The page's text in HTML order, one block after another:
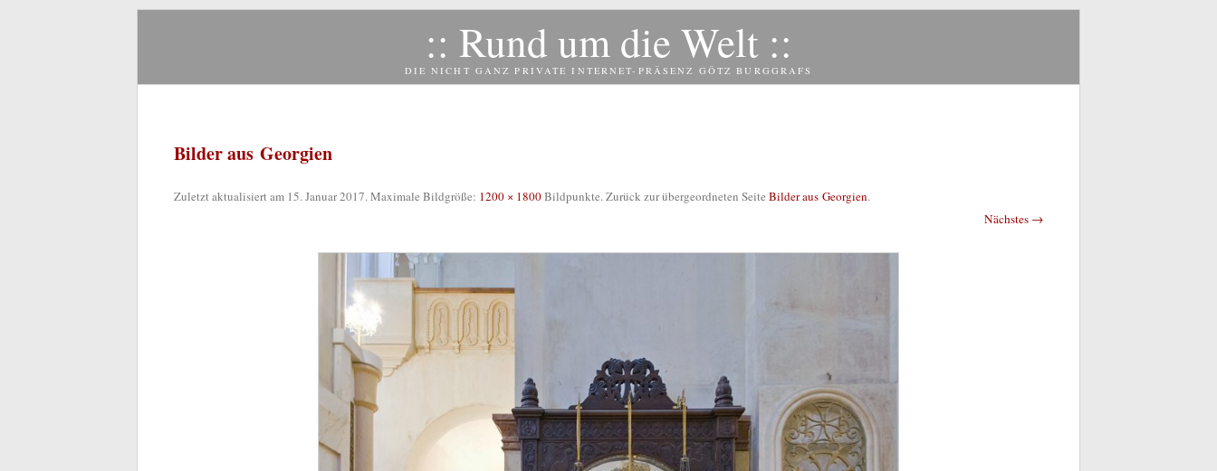
Zum :: Rund um die Welt ::
DIE NICHT GANZ PRIVATE INTERNET-PRÄSENZ GÖTZ BURGGRAFS
Bilder aus Georgien
Zuletzt aktualisiert am 15. Januar 2017. Maximale Bildgröße: 1200 × 1800Bildpunkte. Zurück zur übergeordneten Seite Bilder aus Georgien.
Nächstes →